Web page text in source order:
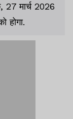
मार्च 2026
होगा.